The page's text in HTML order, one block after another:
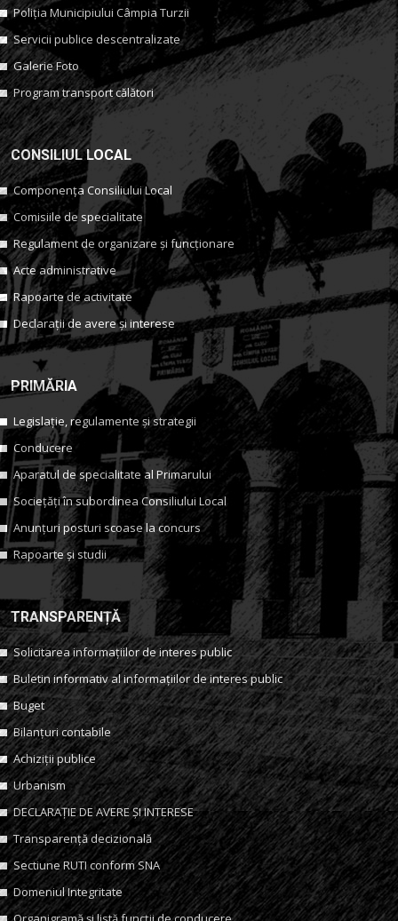
Poliția Municipiului Câmpia Turzii
Servicii publice descentralizate
Galerie Foto
Program transport călători
CONSILIUL LOCAL
Componența Consiliului Local
Comisiile de specialitate
Regulament de organizare și funcționare
Acte administrative
Rapoarte de activitate
Declarații de avere și interese
PRIMĂRIA
Legislație, regulamente și strategii
Conducere
Aparatul de specialitate al Primarului
Sociețăți în subordinea Consiliului Local
Anunțuri posturi scoase la concurs
Rapoarte și studii
TRANSPARENȚĂ
Solicitarea informațiilor de interes public
Buletin informativ al informațiilor de interes public
Buget
Bilanțuri contabile
Achiziții publice
Urbanism
DECLARAȚIE DE AVERE ȘI INTERESE
Transparență decizională
Sectiune RUTI conform SNA
Domeniul Integritate